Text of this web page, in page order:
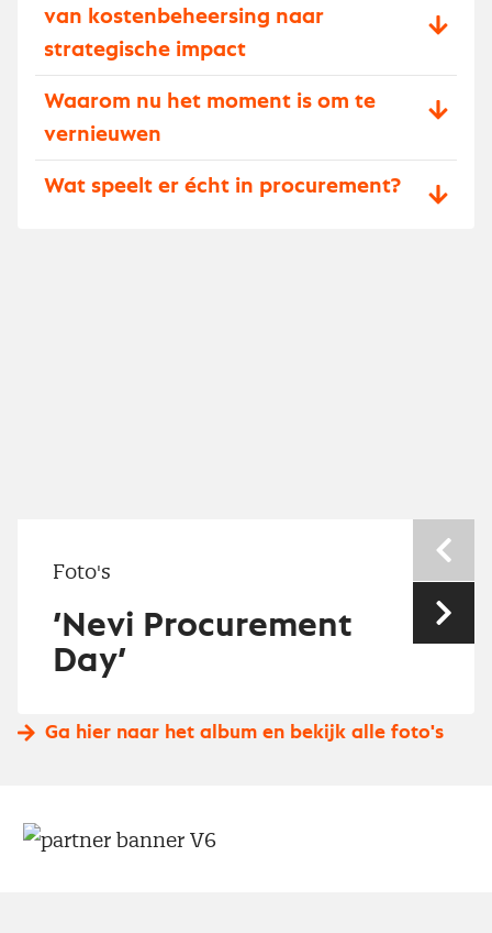
van kostenbeheersing naar
strategische impact
Waarom nu het moment is om te
vernieuwen
Wat speelt er écht in procurement?
Foto's
’Nevi Procurement
Day’
Ga hier naar het album en bekijk alle foto's